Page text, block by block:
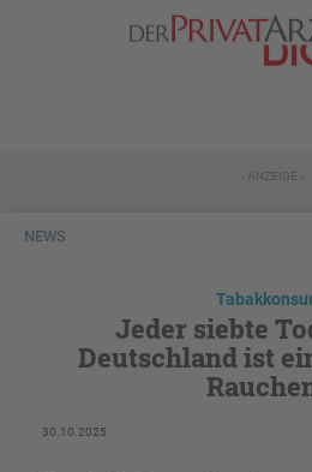
- ANZEIGE -
NEWS
Jeder siebte
Deutschland ist
30.10.2025